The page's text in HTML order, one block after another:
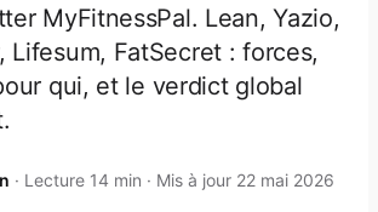
MyFitnessPal. Lean, Yazio,
Lifesum, FatSecret : forces,
qui, et le verdict global
· Lecture 14 min · Mis à jour 22 mai 2026